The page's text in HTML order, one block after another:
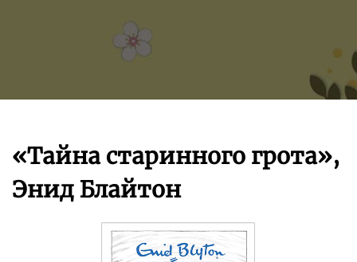
«Тайна старинного грота»,
Энид Блайтон